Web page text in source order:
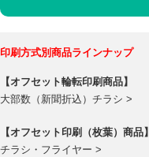
印刷方式別商品ラインナップ
【オフセット輪転印刷商品】
大部数（新聞折込）チラシ >
【オフセット印刷（枚葉）商品】
チラシ・フライヤー >